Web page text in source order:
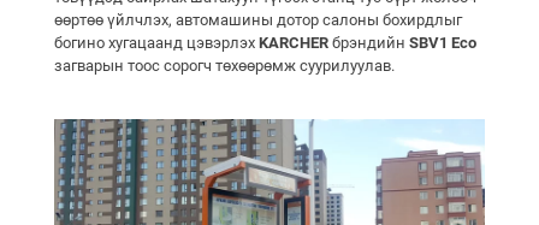
өөртөө үйлчлэх, автомашины дотор салоны бохирдлыг
богино хугацаанд цэвэрлэх KARCHERбрэндийн SBV1 Eco
загварын тоос сорогч төхөөрөмж суурилуулав.